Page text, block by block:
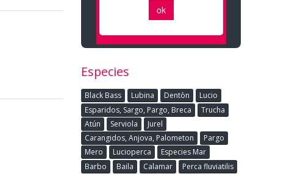
Especies
Black Bass Lubina Dentòn
Lucio
Esparidos, Sargo, Pargo, Breca
Trucha
Atún
Serviola
Jurel
Carangidos, Anjova, Palometon
Pargo
Mero
Lucioperca
Especies Mar
Barbo
Baila Calamar
Perca fluviatilis